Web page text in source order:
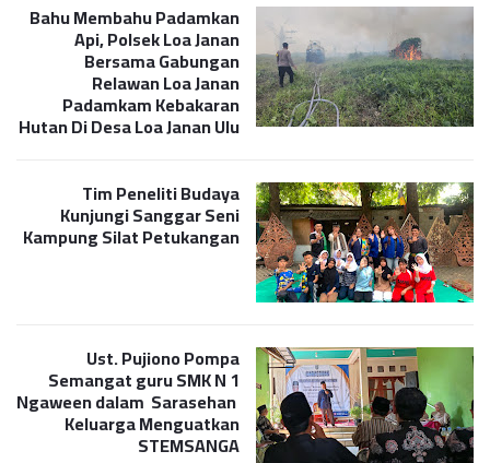
Bahu Membahu Padamkan
Api, Polsek Loa Janan
Bersama Gabungan
Relawan Loa Janan
Padamkam Kebakaran
Hutan Di Desa Loa Janan Ulu
Tim Peneliti Budaya
Kunjungi Sanggar Seni
Kampung Silat Petukangan
Ust. Pujiono Pompa
Semangat guru SMK N 1
Ngaween dalam Sarasehan
Keluarga Menguatkan
STEMSANGA